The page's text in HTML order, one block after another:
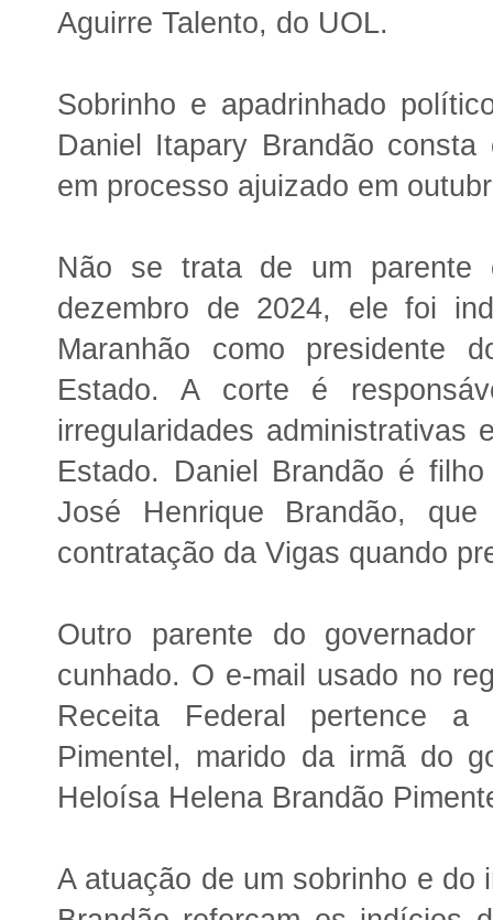
Aguirre Talento, do UOL.
Sobrinho e apadrinhado
Daniel Itapary Brandão
em processo ajuizado em
Não se trata de um parente
dezembro de 2024, ele foi
Maranhão como presidente
Estado. A corte é
irregularidades administrativas
Estado. Daniel Brandão é
José Henrique Brandão,
contratação da Vigas quando
Outro parente do
cunhado. O e-mail usado no
Receita Federal pertence
Pimentel, marido da irmã do
Heloísa Helena Brandão
A atuação de um sobrinho e do